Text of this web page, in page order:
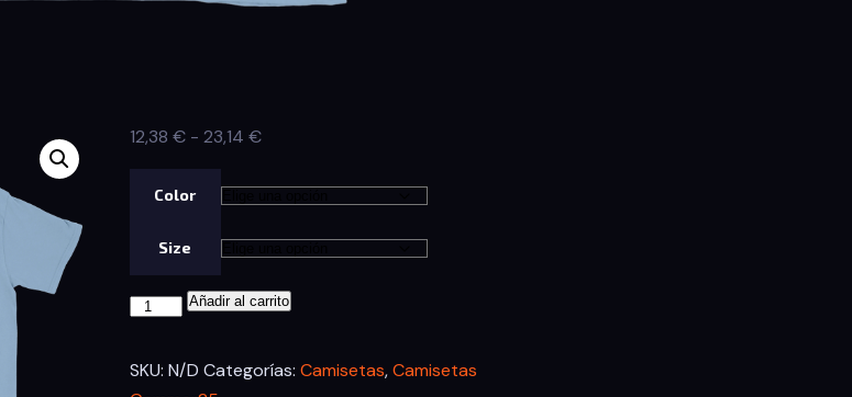
12,38 € - 23,14 €Rango
precios:
12,38 €
23,14 €
Color
Size
Camiseta
OVER
Añadir al carrito
SKU: N/D Categorías: Camisetas,Camisetas